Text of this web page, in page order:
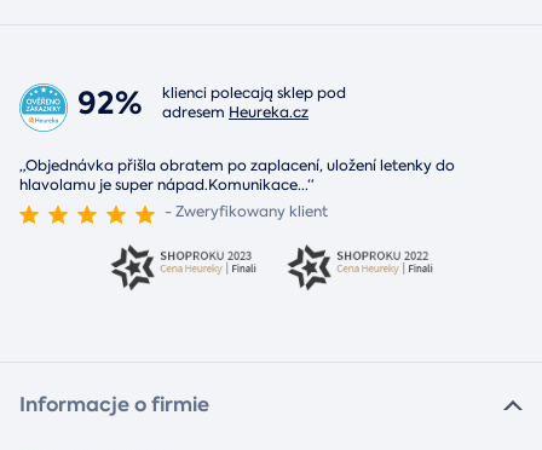
92%
klienci polecają sklep pod
adresem Heureka.cz
„Objednávka přišla obratem po zaplacení, uložení letenky do
hlavolamu je super nápad.Komunikace...“
- Zweryfikowany klient
Informacje o firmie